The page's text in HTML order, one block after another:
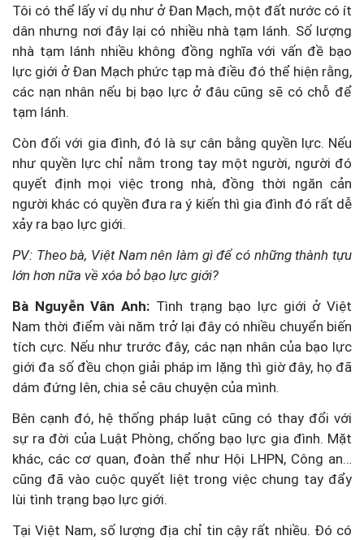
Tôi có thể lấy ví dụ như ở Đan Mạch, một đất nước có ít
dân nhưng nơi đây lại có nhiều nhà tạm lánh. Số lượng
nhà tạm lánh nhiều không đồng nghĩa với vấn đề bạo
lực giới ở Đan Mạch phức tạp mà điều đó thể hiện rằng,
các nạn nhân nếu bị bạo lực ở đâu cũng sẽ có chỗ để
tạm lánh.
Còn đối với gia đình, đó là sự cân bằng quyền lực. Nếu
như quyền lực chỉ nằm trong tay một người, người đó
quyết định mọi việc trong nhà, đồng thời ngăn cản
người khác có quyền đưa ra ý kiến thì gia đình đó rất dễ
xảy ra bạo lực giới.
PV: Theo bà, Việt Nam nên làm gì để có những thành tựu
lớn hơn nữa về xóa bỏ bạo lực giới?
Bà Nguyễn Vân Anh: Tình trạng bạo lực giới ở Việt
Nam thời điểm vài năm trở lại đây có nhiều chuyển biến
tích cực. Nếu như trước đây, các nạn nhân của bạo lực
giới đa số đều chọn giải pháp im lặng thì giờ đây, họ đã
dám đứng lên, chia sẻ câu chuyện của mình.
Bên cạnh đó, hệ thống pháp luật cũng có thay đổi với
sự ra đời của Luật Phòng, chống bạo lực gia đình. Mặt
khác, các cơ quan, đoàn thể như Hội LHPN, Công an…
cũng đã vào cuộc quyết liệt trong việc chung tay đẩy
lùi tình trạng bạo lực giới.
Tại Việt Nam, số lượng địa chỉ tin cậy rất nhiều. Đó có